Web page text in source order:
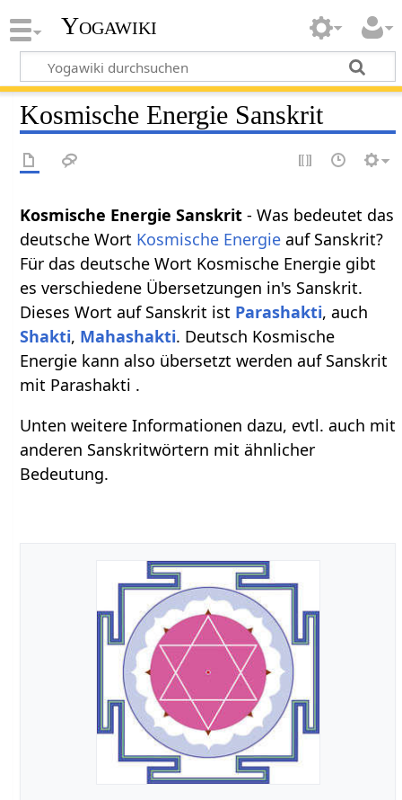
Yogawiki
Kosmische Energie Sanskrit
Kosmische Energie Sanskrit - Was bedeutet das
deutsche Wort Kosmische Energie auf Sanskrit?
Für das deutsche Wort Kosmische Energie gibt
es verschiedene Übersetzungen in's Sanskrit.
Dieses Wort auf Sanskrit ist Parashakti, auch
Shakti, Mahashakti. Deutsch Kosmische
Energie kann also übersetzt werden auf Sanskrit
mit Parashakti .
Unten weitere Informationen dazu, evtl. auch mit
anderen Sanskritwörtern mit ähnlicher
Bedeutung.